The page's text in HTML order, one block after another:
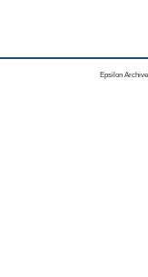
Epsilon